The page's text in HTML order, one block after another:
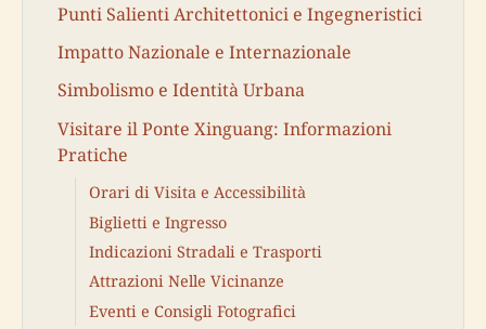
Punti Salienti Architettonici e Ingegneristici
Impatto Nazionale e Internazionale
Simbolismo e Identità Urbana
Visitare il Ponte Xinguang: Informazioni
Pratiche
Orari di Visita e Accessibilità
Biglietti e Ingresso
Indicazioni Stradali e Trasporti
Attrazioni Nelle Vicinanze
Eventi e Consigli Fotografici